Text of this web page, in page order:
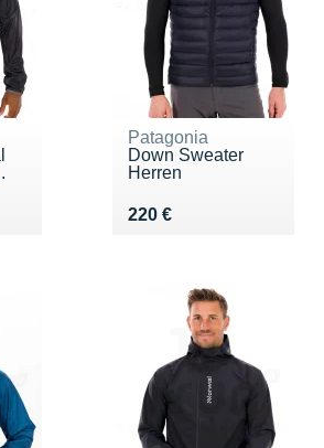
Patagonia
Down Sweater
Herren
220 €
Vendu 220 €